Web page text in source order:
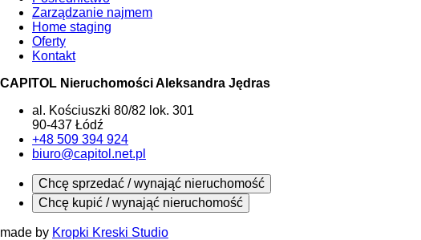
Zarządzanie najmem
Home staging
Oferty
Kontakt
CAPITOL Nieruchomości Aleksandra Jędras
al. Kościuszki 80/82 lok. 301
90-437 Łódź
+48 509 394 924
biuro@capitol.net.pl
Chcę sprzedać / wynająć nieruchomość
Chcę kupić / wynająć nieruchomość
made by Kropki Kreski Studio